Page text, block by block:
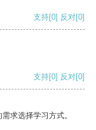
支持[0] 反对[0]
支持[0] 反对[0]
求选择学习方式。